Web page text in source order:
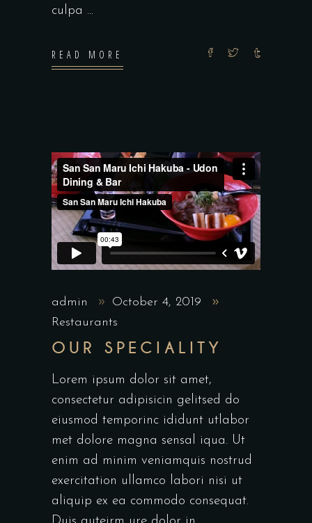
culpa
READ MORE
admin
October 4, 2019
Restaurants
OUR SPECIALITY
Lorem ipsum dolor sit amet,
consectetur adipisicin gelitsed do
eiusmod temporinc ididunt utlabor
met dolore magna sensal iqua. Ut
enim ad minim veniamquis nostrud
exercitation ullamco labori nisi ut
aliquip ex ea commodo consequat.